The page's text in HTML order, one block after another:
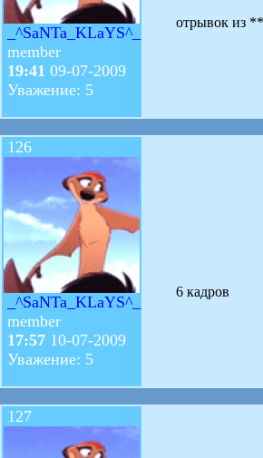
_^SaNTa_KLaYS^_
member
19:41 09-07-2009
Уважение: 5
отрывок из
126
_^SaNTa_KLaYS^_
member
17:57 10-07-2009
Уважение: 5
6 кадров
127